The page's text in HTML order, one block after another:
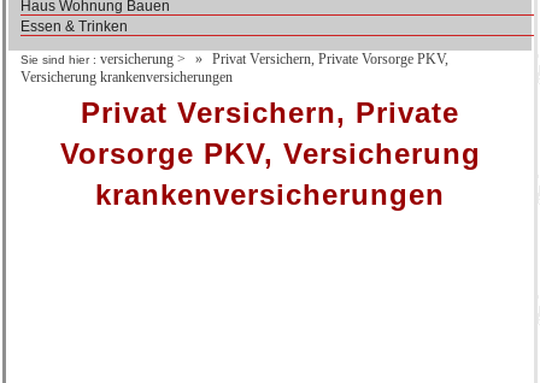
Haus Wohnung Bauen
Essen & Trinken
Sie sind hier : versicherung >
Privat Versichern, Private Vorsorge PKV,
Versicherung krankenversicherungen
Privat Versichern, Private
Vorsorge PKV, Versicherung
krankenversicherungen